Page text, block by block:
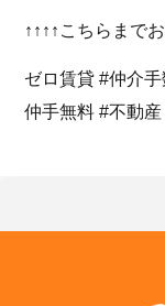
↑↑↑↑こちらまで
ゼロ賃貸 #仲介
仲手無料 #不動